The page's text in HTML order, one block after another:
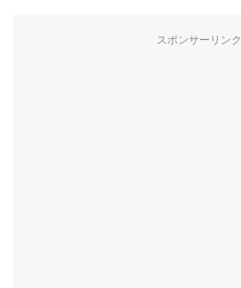
スポンサーリンク